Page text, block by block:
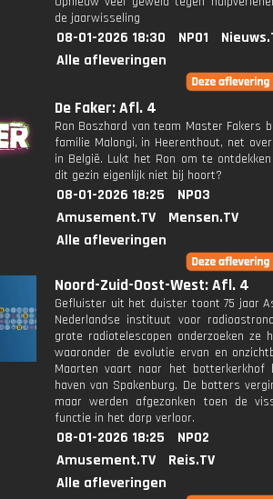
de jaarwisseling
08-01-2026 18:30 NPO1
Alle afleveringen
De Faker: Afl. 4
Ron Boszhard van team Master Fakers
familie Malongi, in Heerenthout, net
in België. Lukt het Ron om te
dit gezin eigenlijk niet bij hoort?
08-01-2026 18:25
NPO3
Amusement.TV
Mensen.TV
Alle afleveringen
Noord-Zuid-Oost-West: Afl. 4
Gefluister uit het duister toont 75 jaar
Nederlandse instituut voor
grote radiotelescopen onderzoeken ze
waaronder de evolutie ervan en
Maarten vaart naar het botterkerkhof
haven van Spakenburg. De botters
maar werden afgezonken toen de
functie in het dorp verloor.
08-01-2026 18:25
NPO2
Amusement.TV
Reis.TV
Alle afleveringen